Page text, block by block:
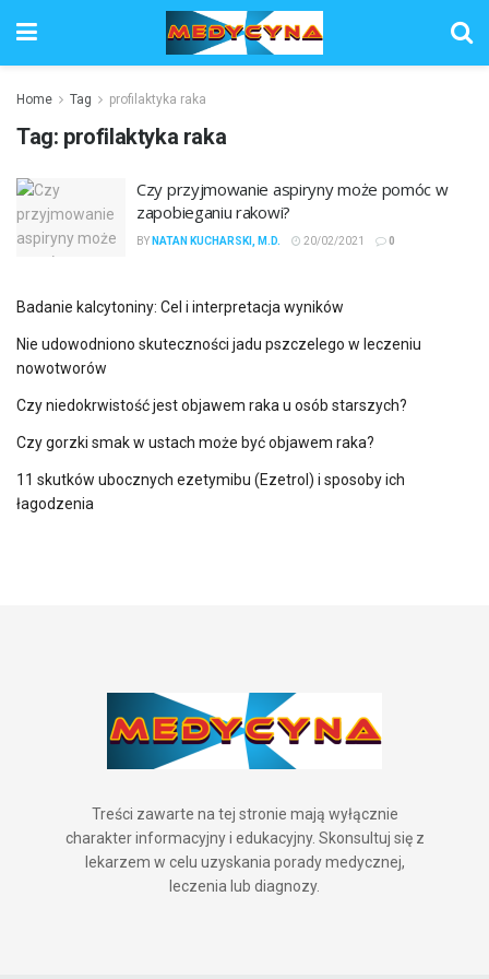
Home Tag profilaktyka raka
Tag: profilaktyka raka
Czy przyjmowanie aspiryny może pomóc w
zapobieganiu rakowi?
BY NATAN KUCHARSKI, M.D. 20/02/2021 0
Badanie kalcytoniny: Cel i interpretacja wyników
Nie udowodniono skuteczności jadu pszczelego w leczeniu
nowotworów
Czy niedokrwistość jest objawem raka u osób starszych?
Czy gorzki smak w ustach może być objawem raka?
11 skutków ubocznych ezetymibu (Ezetrol) i sposoby ich
łagodzenia
Treści zawarte na tej stronie mają wyłącznie
charakter informacyjny i edukacyjny. Skonsultuj się z
lekarzem w celu uzyskania porady medycznej,
leczenia lub diagnozy.